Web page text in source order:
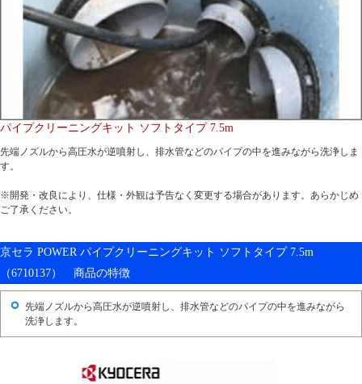
パイプクリーニングキット ソフトタイプ 7.5m
先端ノズルから高圧水が逆噴射し、排水管などのパイプの中を進みながら洗浄しま
す。
※開発・改良により、仕様・外観は予告なく変更する場合があります。あらかじめ
ご了承ください。
京セラ POWER パイプクリーニングキット ソフトタイプ 7.5m
（6710137） 商品の特徴
先端ノズルから高圧水が逆噴射し、排水管などのパイプの中を進みながら
洗浄します。